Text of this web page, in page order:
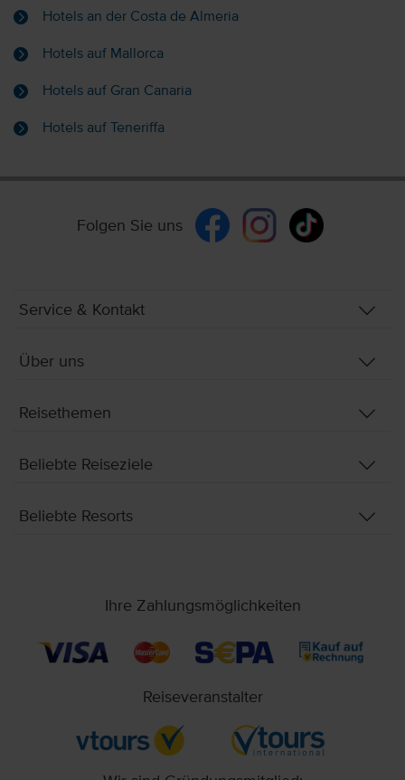
Hotels an der Costa de Almeria
Hotels auf Mallorca
Hotels auf Gran Canaria
Hotels auf Teneriffa
Folgen Sie uns
Service & Kontakt
Über uns
Reisethemen
Beliebte Reiseziele
Beliebte Resorts
Ihre Zahlungsmöglichkeiten
Reiseveranstalter